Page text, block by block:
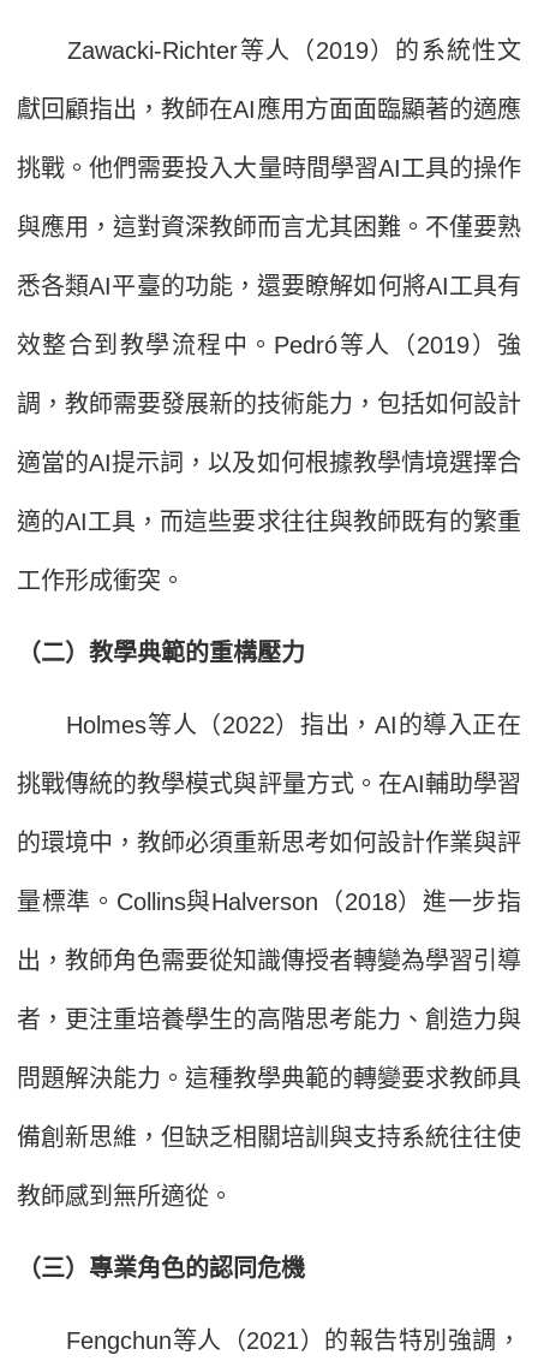
Zawacki-Richter等人（2019）的系統性文
獻回顧指出，教師在AI應用方面面臨顯著的適應
挑戰。他們需要投入大量時間學習AI工具的操作
與應用，這對資深教師而言尤其困難。不僅要熟
悉各類AI平臺的功能，還要瞭解如何將AI工具有
效整合到教學流程中。Pedró等人（2019）強
調，教師需要發展新的技術能力，包括如何設計
適當的AI提示詞，以及如何根據教學情境選擇合
適的AI工具，而這些要求往往與教師既有的繁重
工作形成衝突。
（二）教學典範的重構壓力
Holmes等人（2022）指出，AI的導入正在
挑戰傳統的教學模式與評量方式。在AI輔助學習
的環境中，教師必須重新思考如何設計作業與評
量標準。Collins與Halverson（2018）進一步指
出，教師角色需要從知識傳授者轉變為學習引導
者，更注重培養學生的高階思考能力、創造力與
問題解決能力。這種教學典範的轉變要求教師具
備創新思維，但缺乏相關培訓與支持系統往往使
教師感到無所適從。
（三）專業角色的認同危機
Fengchun等人（2021）的報告特別強調，